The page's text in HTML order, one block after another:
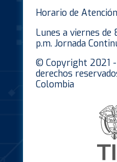
Horario de
Lunes a viernes de
p.m. Jornada
© Copyright 2021
derechos
Colombia